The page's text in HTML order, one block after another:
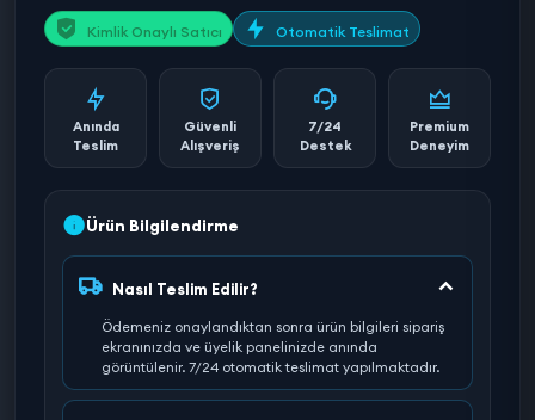
Kimlik Onaylı Satıcı Otomatik Teslimat
Anında
Teslim
Güvenli
Alışveriş
7/24
Destek
Premium
Deneyim
Ürün Bilgilendirme
Nasıl Teslim Edilir?
Ödemeniz onaylandıktan sonra ürün bilgileri sipariş
ekranınızda ve üyelik panelinizde anında
görüntülenir. 7/24 otomatik teslimat yapılmaktadır.